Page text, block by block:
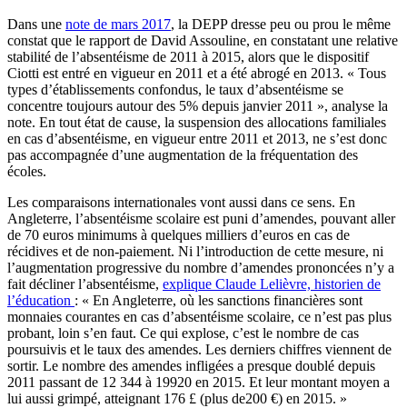
Dans une note de mars 2017, la DEPP dresse peu ou prou le même
constat que le rapport de David Assouline, en constatant une relative
stabilité de l’absentéisme de 2011 à 2015, alors que le dispositif
Ciotti est entré en vigueur en 2011 et a été abrogé en 2013. « Tous
types d’établissements confondus, le taux d’absentéisme se
concentre toujours autour des 5% depuis janvier 2011 », analyse la
note. En tout état de cause, la suspension des allocations familiales
en cas d’absentéisme, en vigueur entre 2011 et 2013, ne s’est donc
pas accompagnée d’une augmentation de la fréquentation des
écoles.
Les comparaisons internationales vont aussi dans ce sens. En
Angleterre, l’absentéisme scolaire est puni d’amendes, pouvant aller
de 70 euros minimums à quelques milliers d’euros en cas de
récidives et de non-paiement. Ni l’introduction de cette mesure, ni
l’augmentation progressive du nombre d’amendes prononcées n’y a
fait décliner l’absentéisme, explique Claude Lelièvre, historien de
l’éducation : « En Angleterre, où les sanctions financières sont
monnaies courantes en cas d’absentéisme scolaire, ce n’est pas plus
probant, loin s’en faut. Ce qui explose, c’est le nombre de cas
poursuivis et le taux des amendes. Les derniers chiffres viennent de
sortir. Le nombre des amendes infligées a presque doublé depuis
2011 passant de 12 344 à 19920 en 2015. Et leur montant moyen a
lui aussi grimpé, atteignant 176 £ (plus de200 €) en 2015. »